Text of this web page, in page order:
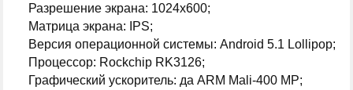
Разрешение экрана: 1024x600;
Матрица экрана: IPS;
Версия операционной системы: Android 5.1 Lollipop;
Процессор: Rockchip RK3126;
Графический ускоритель: да ARM Mali-400 MP;